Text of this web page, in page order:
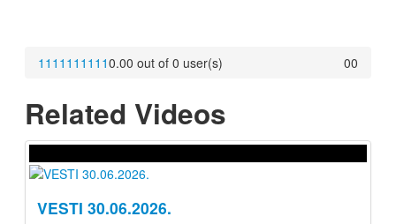
1 1 1 1 1 1 1 1 1 10.00 out of 0 user(s) 00
Related Videos
VESTI 30.06.2026.